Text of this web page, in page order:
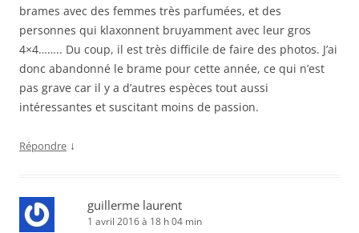
brames avec des femmes très parfumées, et des
personnes qui klaxonnent bruyamment avec leur gros
4×4…….. Du coup, il est très difficile de faire des photos. J’ai
donc abandonné le brame pour cette année, ce qui n’est
pas grave car il y a d’autres espèces tout aussi
intéressantes et suscitant moins de passion.
Répondre ↓
guillerme laurent
1 avril 2016 à 18 h 04 min